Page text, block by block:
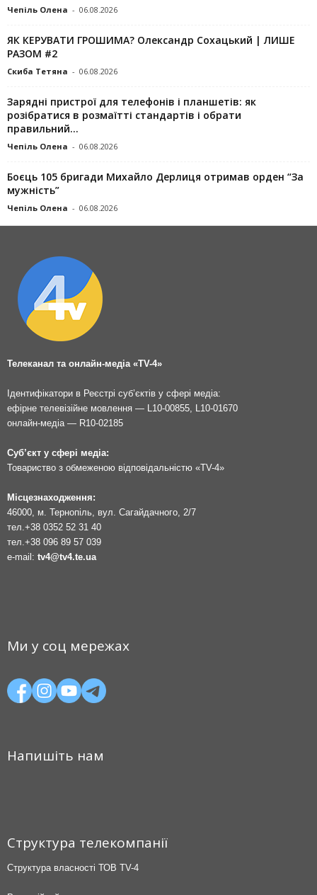
Чепіль Олена - 06.08.2026
ЯК КЕРУВАТИ ГРОШИМА? Олександр Сохацький | ЛИШЕ
РАЗОМ #2
Скиба Тетяна - 06.08.2026
Зарядні пристрої для телефонів і планшетів: як
розібратися в розмаїтті стандартів і обрати
правильний...
Чепіль Олена - 06.08.2026
Боєць 105 бригади Михайло Дерлиця отримав орден “За
мужність”
Чепіль Олена - 06.08.2026
Телеканал та онлайн-медіа «TV-4»
Ідентифікатори в Реєстрі суб’єктів у сфері медіа:
ефірне телевізійне мовлення — L10-00855, L10-01670
онлайн-медіа — R10-02185
Суб’єкт у сфері медіа:
Товариство з обмеженою відповідальністю «TV-4»
Місцезнаходження:
46000, м. Тернопіль, вул. Сагайдачного, 2/7
тел.+38 0352 52 31 40
тел.+38 096 89 57 039
e-mail: tv4@tv4.te.ua
Ми у соц мережах
Напишіть нам
Структура телекомпанії
Структура власності ТОВ TV-4